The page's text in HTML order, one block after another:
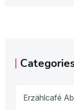
Erzählcafé